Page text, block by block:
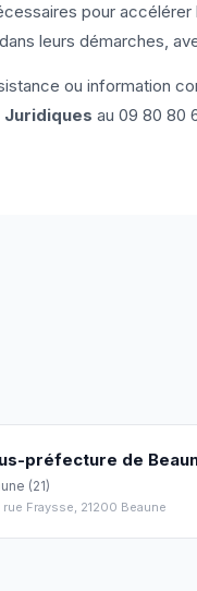
pour
leurs démarches,
ou information
au 09 80 80
préfecture de
(21)
rue Fraysse, 21200 Beaune